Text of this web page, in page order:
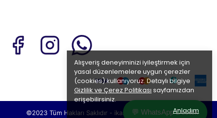
💬 WhatsApp Destek
Alışveriş deneyiminizi iyileştirmek için
yasal düzenlemelere uygun çerezler
(cookies) kullanıyoruz. Detaylı bilgiye
Gizlilik ve Çerez Politikası sayfamızdan
erişebilirsiniz.
Anladım
©2023 Tüm Hakları Saklıdır - ikas E-TicaretAltyapısı ile